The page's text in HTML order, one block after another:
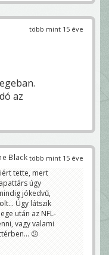
több mint 15 éve
az
több mint 15 éve
Black
tette, mert
úgy
jókedvű,
Úgy látszik
után az NFL-
vagy valami
😕